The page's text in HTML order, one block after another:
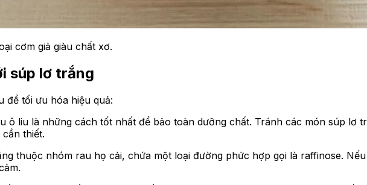
cơm giả giàu chất xơ.
súp lơ trắng
để tối ưu hóa hiệu quả:
ô liu là những cách tốt nhất để bảo toàn dưỡng chất. Tránh các món súp lơ
thiết.
thuộc nhóm rau họ cải, chứa một loại đường phức hợp gọi là raffinose. Nếu